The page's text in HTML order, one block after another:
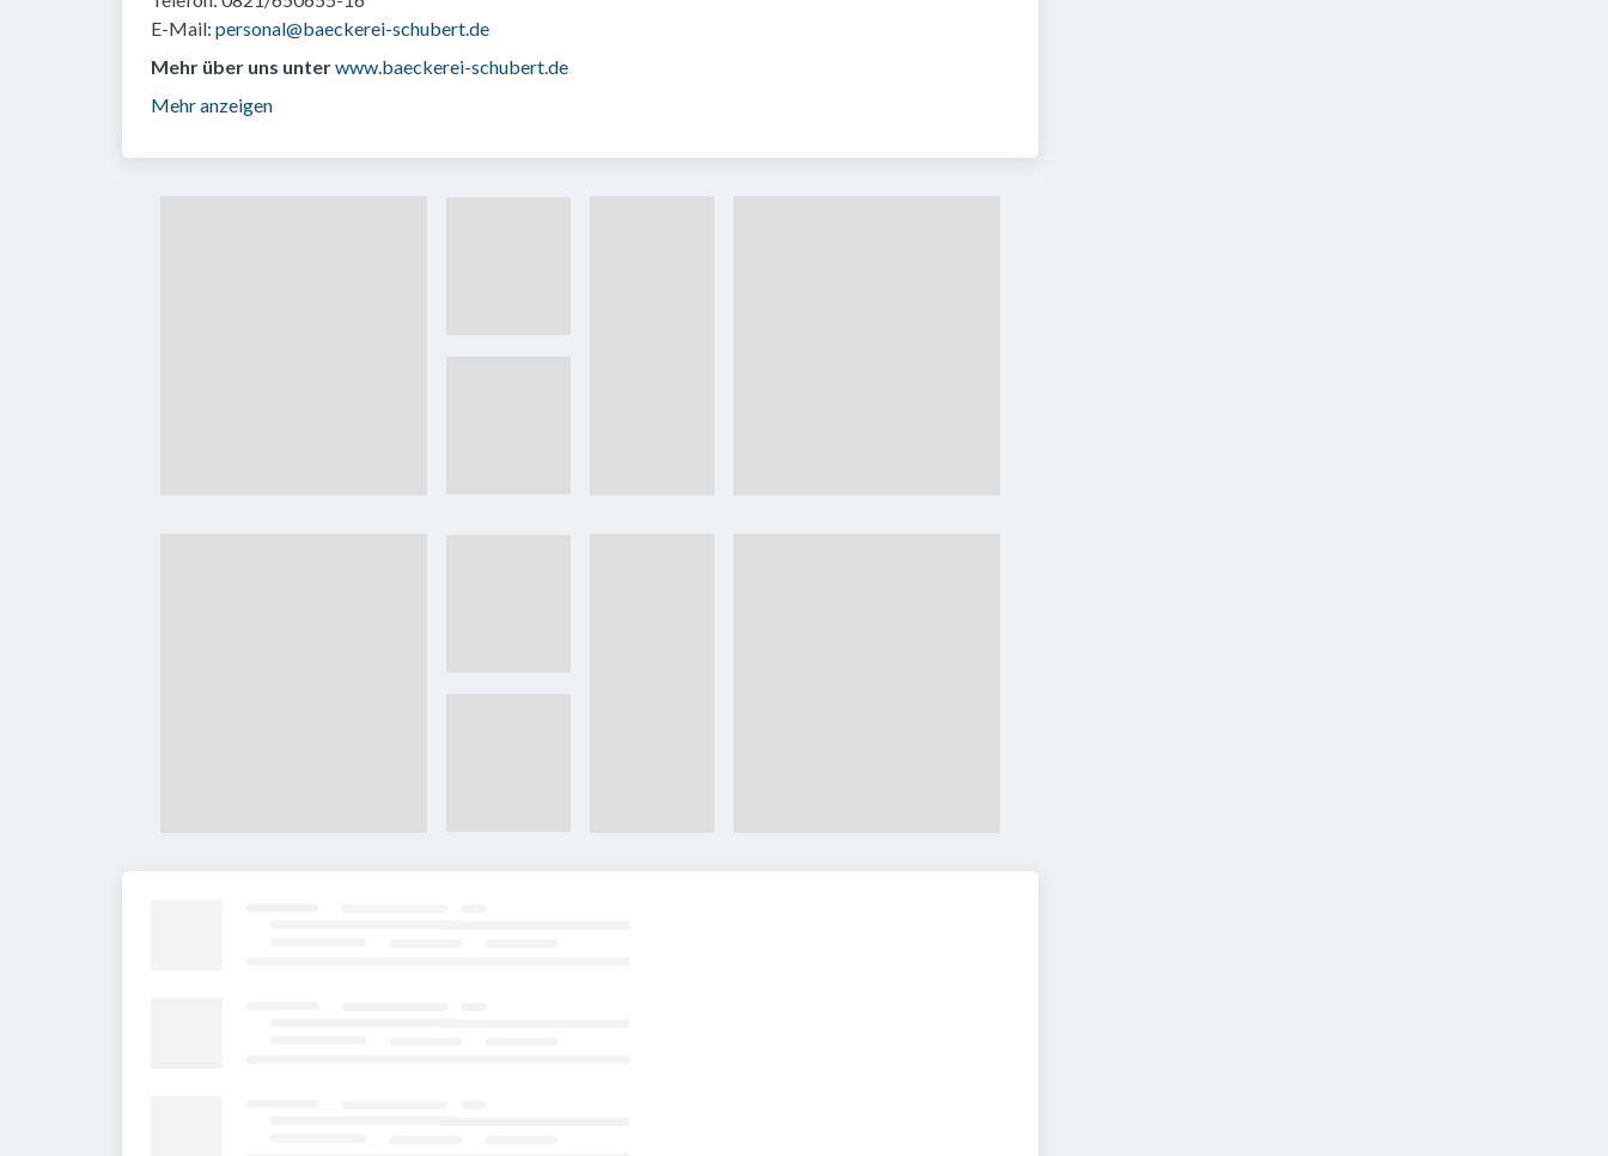
E-Mail: personal@baeckerei-schubert.de
Mehr über uns unterwww.baeckerei-schubert.de
Mehr anzeigen